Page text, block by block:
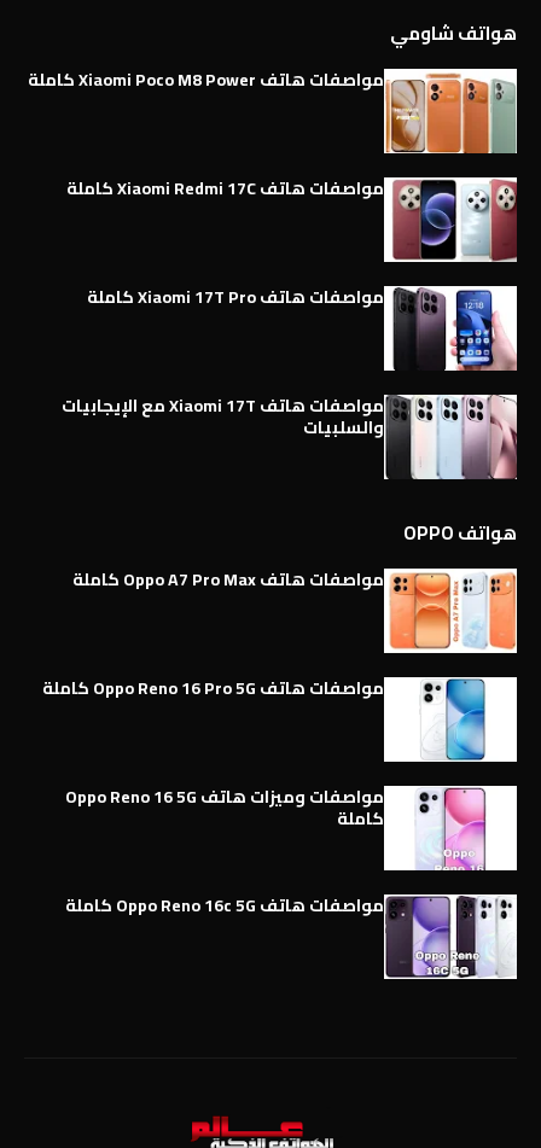
هواتف شاومي
مواصفات هاتف Xiaomi Poco M8 Power كاملة
مواصفات هاتف Xiaomi Redmi 17C كاملة
مواصفات هاتف Xiaomi 17T Pro كاملة
مواصفات هاتف Xiaomi 17T مع الإيجابيات
والسلبيات
هواتف OPPO
مواصفات هاتف Oppo A7 Pro Max كاملة
مواصفات هاتف Oppo Reno 16 Pro 5G كاملة
مواصفات وميزات هاتف Oppo Reno 16 5G
كاملة
مواصفات هاتف Oppo Reno 16c 5G كاملة